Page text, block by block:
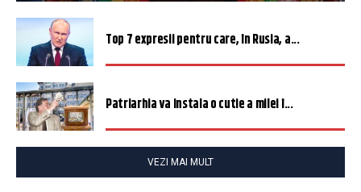
Top 7 expresii pentru care, în Rusia, a...
Patriarhia va instala o cutie a milei î...
VEZI MAI MULT